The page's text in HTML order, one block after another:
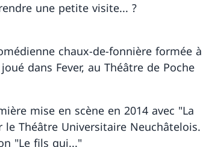
une petite visite... ?
chaux-de-fonnière formée à
dans Fever, au Théâtre de Poche
mise en scène en 2014 avec "La
Théâtre Universitaire Neuchâtelois.
"Le fils qui..."